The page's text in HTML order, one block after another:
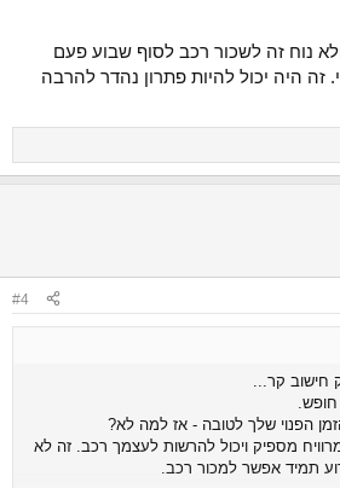
נוח זה לשכור רכב לסוף שבוע פעם
זה היה יכול להיות פתרון נהדר להרבה
#4
חישוב קר...
הפנוי שלך לטובה - אז למה לא?
מספיק ויכול להרשות לעצמך רכב. זה לא
תמיד אפשר למכור רכב.